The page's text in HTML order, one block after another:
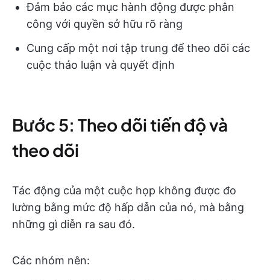
Đảm bảo các mục hành động được phân
công với quyền sở hữu rõ ràng
Cung cấp một nơi tập trung để theo dõi các
cuộc thảo luận và quyết định
Bước 5: Theo dõi tiến độ và
theo dõi
Tác động của một cuộc họp không được đo
lường bằng mức độ hấp dẫn của nó, mà bằng
những gì diễn ra sau đó.
Các nhóm nên: